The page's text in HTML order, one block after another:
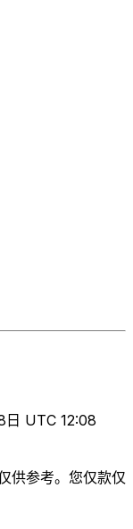
UTC 12:08
供参考。您仅款仅